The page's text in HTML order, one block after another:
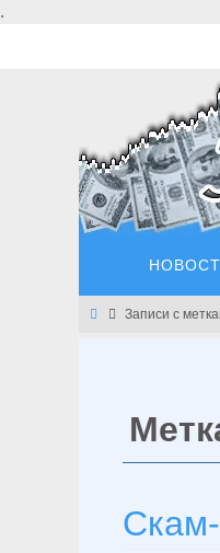
.
Главная
Записи с